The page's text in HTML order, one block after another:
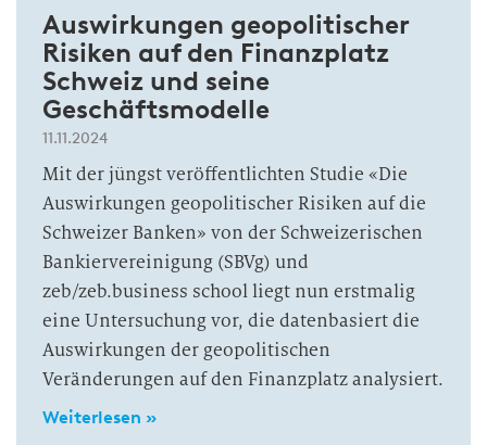
Auswirkungen geopolitischer
Risiken auf den Finanzplatz
Schweiz und seine
Geschäftsmodelle
11.11.2024
Mit der jüngst veröffentlichten Studie «Die
Auswirkungen geopolitischer Risiken auf die
Schweizer Banken» von der Schweizerischen
Bankiervereinigung (SBVg) und
zeb/zeb.business school liegt nun erstmalig
eine Untersuchung vor, die datenbasiert die
Auswirkungen der geopolitischen
Veränderungen auf den Finanzplatz analysiert.
Weiterlesen »